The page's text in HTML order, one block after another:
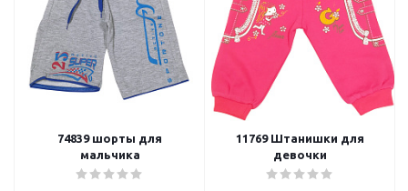
74839 шорты для
мальчика
11769 Штанишки для
девочки